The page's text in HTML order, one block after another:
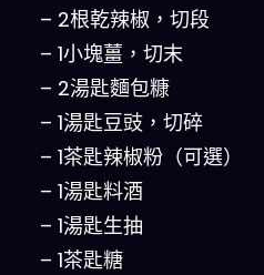
– 2根乾辣椒，切段
– 1小塊薑，切末
– 2湯匙麵包糠
– 1湯匙豆豉，切碎
– 1茶匙辣椒粉（可選）
– 1湯匙料酒
– 1湯匙生抽
– 1茶匙糖